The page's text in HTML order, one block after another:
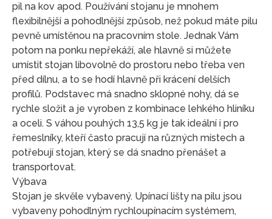
pil na kov apod. Používání stojanu je mnohem
flexibilnější a pohodlnější způsob, než pokud máte pilu
pevně umístěnou na pracovním stole. Jednak Vám
potom na ponku nepřekáží, ale hlavně si můžete
umístit stojan libovolně do prostoru nebo třeba ven
před dílnu, a to se hodí hlavně při krácení delších
profilů. Podstavec má snadno sklopné nohy, dá se
rychle složit a je vyroben z kombinace lehkého hliníku
a oceli. S váhou pouhých 13,5 kg je tak ideální i pro
řemeslníky, kteří často pracují na různých místech a
potřebují stojan, který se dá snadno přenášet a
transportovat.
Výbava
Stojan je skvěle vybavený. Upínací lišty na pilu jsou
vybaveny pohodlným rychloupínacím systémem,